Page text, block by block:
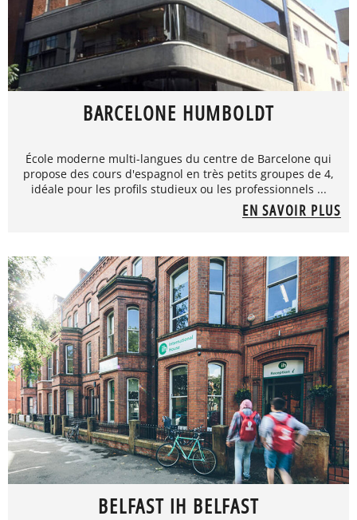
BARCELONE HUMBOLDT
École moderne multi-langues du centre de Barcelone qui
propose des cours d'espagnol en très petits groupes de 4,
idéale pour les profils studieux ou les professionnels ...
EN SAVOIR PLUS
BELFAST IH BELFAST